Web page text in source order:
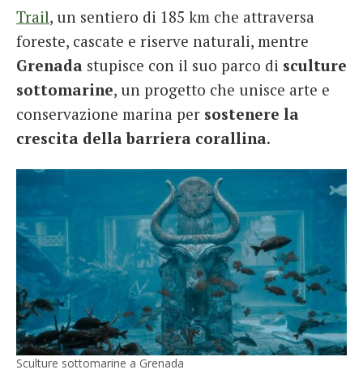
Trail, un sentiero di 185 km che attraversa
foreste, cascate e riserve naturali, mentre
Grenada stupisce con il suo parco di sculture
sottomarine, un progetto che unisce arte e
conservazione marina per sostenere la
crescita della barriera corallina.
Sculture sottomarine a Grenada